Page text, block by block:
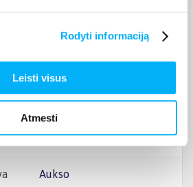
Rodyti informaciją
Leisti visus
Atmesti
Burga
Apple
iPhone 16
Aukso